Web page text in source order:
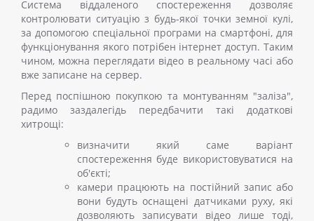
Система віддаленого спостереження дозволяє
контролювати ситуацію з будь-якої точки земної кулі,
за допомогою спеціальної програми на смартфоні, для
функціонування якого потрібен інтернет доступ. Таким
чином, можна переглядати відео в реальному часі або
вже записане на сервер.
Перед поспішною покупкою та монтуванням "заліза",
радимо заздалегідь передбачити такі додаткові
хитрощі:
визначити який саме варіант
спостереження буде використовуватися на
об'єкті;
камери працюють на постійний запис або
вони будуть оснащені датчиками руху, які
дозволяють записувати відео лише тоді,